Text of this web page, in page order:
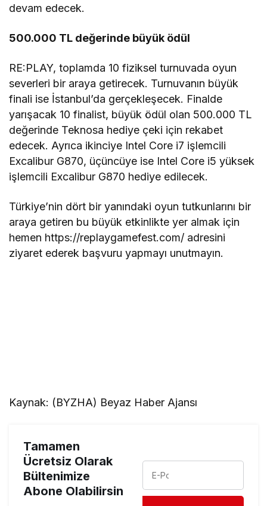
devam edecek.
500.000 TL değerinde büyük ödül
RE:PLAY, toplamda 10 fiziksel turnuvada oyun
severleri bir araya getirecek. Turnuvanın büyük
finali ise İstanbul’da gerçekleşecek. Finalde
yarışacak 10 finalist, büyük ödül olan 500.000 TL
değerinde Teknosa hediye çeki için rekabet
edecek. Ayrıca ikinciye Intel Core i7 işlemcili
Excalibur G870, üçüncüye ise Intel Core i5 yüksek
işlemcili Excalibur G870 hediye edilecek.
Türkiye’nin dört bir yanındaki oyun tutkunlarını bir
araya getiren bu büyük etkinlikte yer almak için
hemen https://replaygamefest.com/ adresini
ziyaret ederek başvuru yapmayı unutmayın.
Kaynak: (BYZHA) Beyaz Haber Ajansı
Tamamen
Ücretsiz Olarak
Bültenimize
Abone Olabilirsin